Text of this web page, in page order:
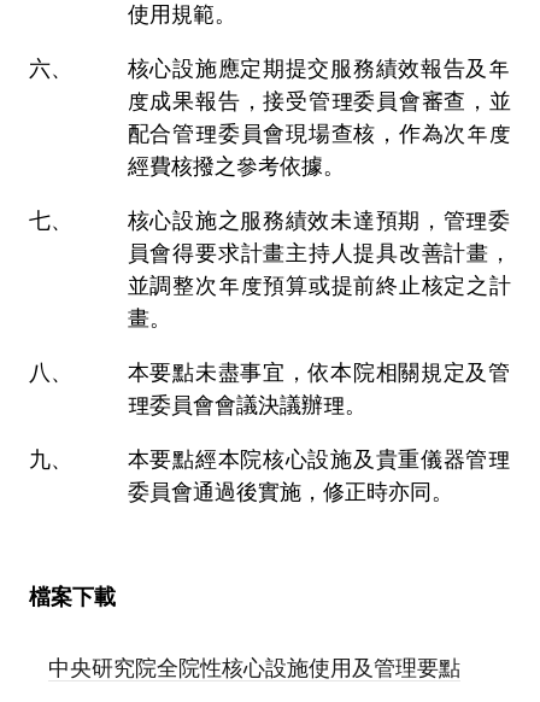
使用規範。
核心設施應定期提交服務績效報告及年
度成果報告，接受管理委員會審查，並
配合管理委員會現場查核，作為次年度
經費核撥之參考依據。
核心設施之服務績效未達預期，管理委
員會得要求計畫主持人提具改善計畫，
並調整次年度預算或提前終止核定之計
畫。
本要點未盡事宜，依本院相關規定及管
理委員會會議決議辦理。
本要點經本院核心設施及貴重儀器管理
委員會通過後實施，修正時亦同。
檔案下載
中央研究院全院性核心設施使用及管理要點